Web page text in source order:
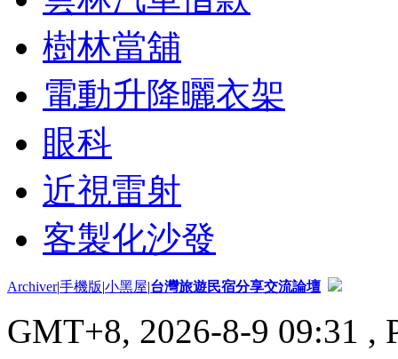
樹林當舖
電動升降曬衣架
眼科
近視雷射
客製化沙發
Archiver|手機版|小黑屋|台灣旅遊民宿分享交流論壇
GMT+8, 2026-8-9 09:31 ,